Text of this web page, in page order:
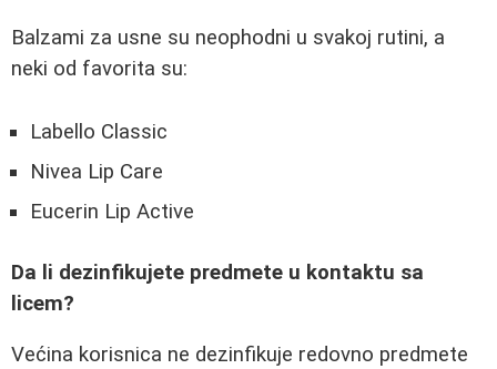
Balzami za usne su neophodni u svakoj rutini, a
neki od favorita su:
Labello Classic
Nivea Lip Care
Eucerin Lip Active
Da li dezinfikujete predmete u kontaktu sa
licem?
Većina korisnica ne dezinfikuje redovno predmete